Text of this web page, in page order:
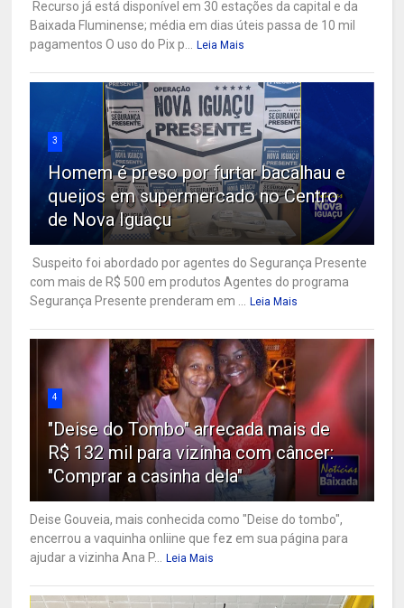
Recurso já está disponível em 30 estações da capital e da
Baixada Fluminense; média em dias úteis passa de 10 mil
pagamentos O uso do Pix p... Leia Mais
3
Homem é preso por furtar bacalhau e
queijos em supermercado no Centro
de Nova Iguaçu
Suspeito foi abordado por agentes do Segurança Presente
com mais de R$ 500 em produtos Agentes do programa
Segurança Presente prenderam em ... Leia Mais
4
"Deise do Tombo" arrecada mais de
R$ 132 mil para vizinha com câncer:
"Comprar a casinha dela"
Deise Gouveia, mais conhecida como "Deise do tombo",
encerrou a vaquinha onliine que fez em sua página para
ajudar a vizinha Ana P... Leia Mais